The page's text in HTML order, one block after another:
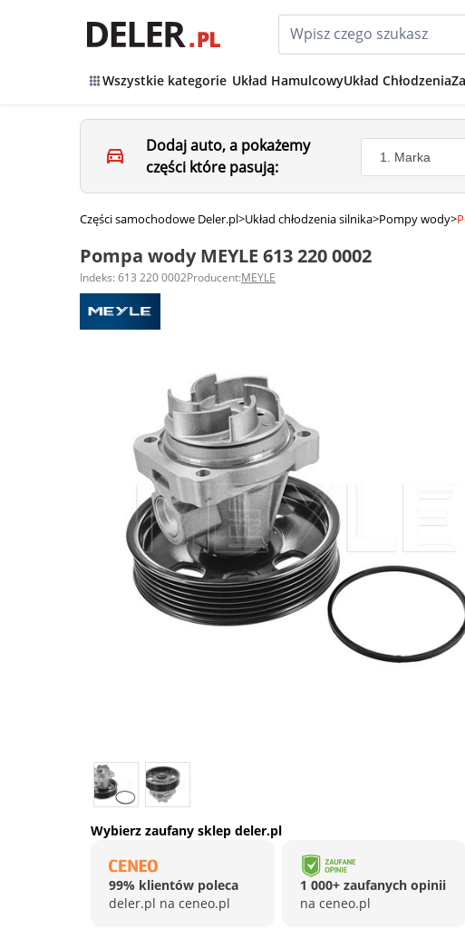
Wszystkie kategorie Układ HamulcowyUkład Chłodzenia
Dodaj auto, a pokażemy
części które pasują:
Części samochodowe Deler.pl>Układ chłodzenia silnika>Pompy wody>
Pompa wody MEYLE 613 220 0002
Indeks: 613 220 0002Producent:MEYLE
Wybierz zaufany sklep deler.pl
99% klientów poleca
deler.pl na ceneo.pl
1 000+ zaufanych opinii
na ceneo.pl